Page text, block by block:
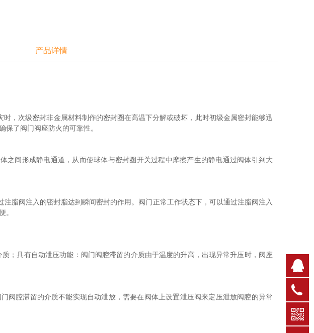
产品详情
，次级密封非金属材料制作的密封圈在高温下分解或破坏，此时初级金属密封能够迅
保了阀门阀座防火的可靠性。
间形成静电通道，从而使球体与密封圈开关过程中摩擦产生的静电通过阀体引到大
脂阀注入的密封脂达到瞬间密封的作用。阀门正常工作状态下，可以通过注脂阀注入
。
；具有自动泄压功能：阀门阀腔滞留的介质由于温度的升高，出现异常升压时，阀座
阀腔滞留的介质不能实现自动泄放，需要在阀体上设置泄压阀来定压泄放阀腔的异常